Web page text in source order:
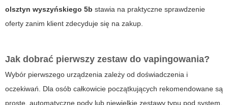
olsztyn wyszyńskiego 5b stawia na praktyczne sprawdzenie
oferty zanim klient zdecyduje się na zakup.
Jak dobrać pierwszy zestaw do vapingowania?
Wybór pierwszego urządzenia zależy od doświadczenia i
oczekiwań. Dla osób całkowicie początkujących rekomendowane są
proste, automatyczne pody lub niewielkie zestawy typu pod system,